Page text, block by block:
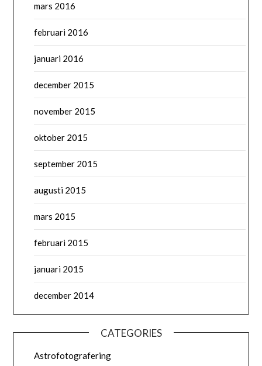
mars 2016
februari 2016
januari 2016
december 2015
november 2015
oktober 2015
september 2015
augusti 2015
mars 2015
februari 2015
januari 2015
december 2014
CATEGORIES
Astrofotografering